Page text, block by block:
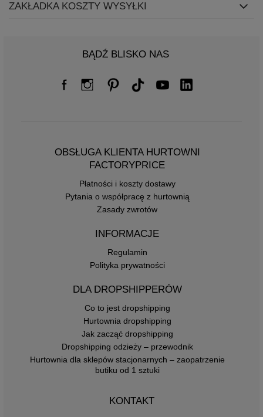
ZAKŁADKA KOSZTY WYSYŁKI
BĄDŹ BLISKO NAS
OBSŁUGA KLIENTA HURTOWNI
FACTORYPRICE
Płatności i koszty dostawy
Pytania o współpracę z hurtownią
Zasady zwrotów
INFORMACJE
Regulamin
Polityka prywatności
DLA DROPSHIPPERÓW
Co to jest dropshipping
Hurtownia dropshipping
Jak zacząć dropshipping
Dropshipping odzieży – przewodnik
Hurtownia dla sklepów stacjonarnych – zaopatrzenie
butiku od 1 sztuki
KONTAKT